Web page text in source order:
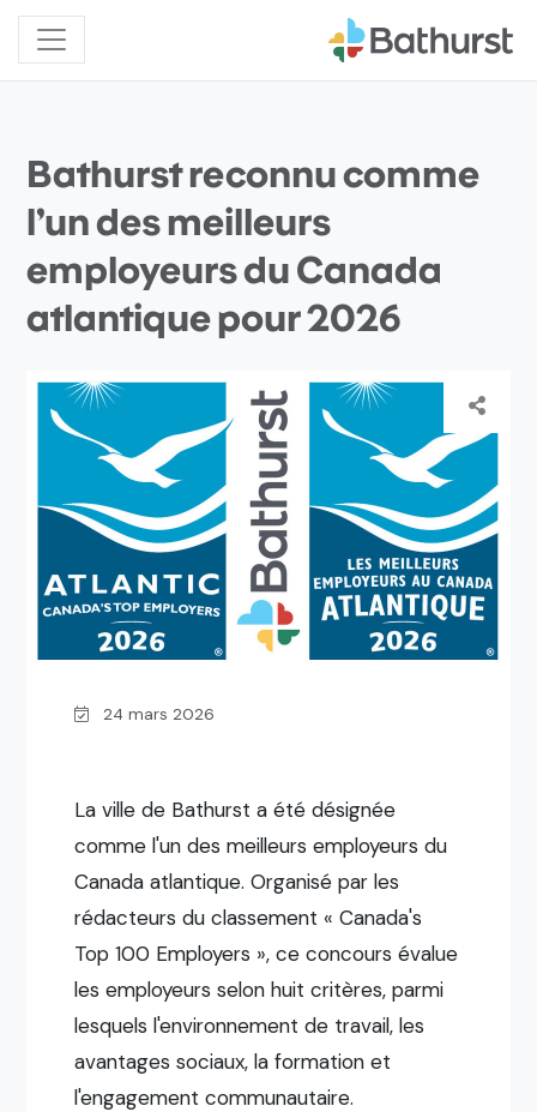
Bathurst reconnu comme
l’un des meilleurs
employeurs du Canada
atlantique pour 2026
24 mars 2026
La ville de Bathurst a été désignée
comme l'un des meilleurs employeurs du
Canada atlantique. Organisé par les
rédacteurs du classement « Canada's
Top 100 Employers », ce concours évalue
les employeurs selon huit critères, parmi
lesquels l'environnement de travail, les
avantages sociaux, la formation et
l'engagement communautaire.